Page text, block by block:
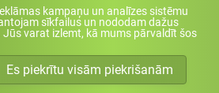
kampaņu un analīzes sistēmu
sīkfailus un nododam dažus
varat izlemt, kā mums pārvaldīt šos
Es piekrītu visām piekrišanām